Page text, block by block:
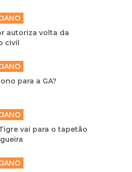
autoriza volta da
civil
para a GA?
vai para o tapetão